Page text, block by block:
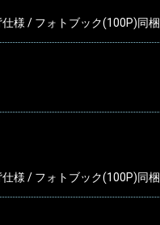
様 / フォトブック(100P)同梱
様 / フォトブック(100P)同梱